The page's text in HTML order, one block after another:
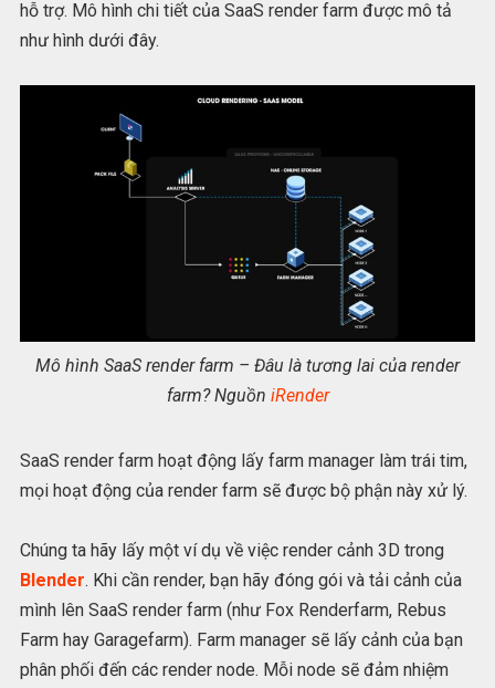
hỗ trợ. Mô hình chi tiết của SaaS render farm được mô tả
như hình dưới đây.
Mô hình SaaS render farm – Đâu là tương lai của render
farm? Nguồn iRender
SaaS render farm hoạt động lấy farm manager làm trái tim,
mọi hoạt động của render farm sẽ được bộ phận này xử lý.
Chúng ta hãy lấy một ví dụ về việc render cảnh 3D trong
Blender. Khi cần render, bạn hãy đóng gói và tải cảnh của
mình lên SaaS render farm (như Fox Renderfarm, Rebus
Farm hay Garagefarm). Farm manager sẽ lấy cảnh của bạn
phân phối đến các render node. Mỗi node sẽ đảm nhiệm